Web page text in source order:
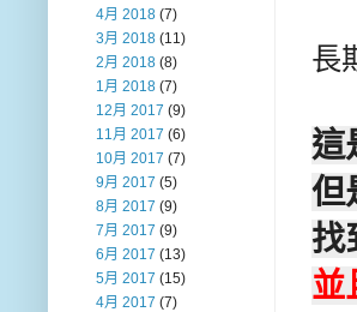
長
這
但
找
並
4月 2018 (7)
3月 2018 (11)
2月 2018 (8)
1月 2018 (7)
12月 2017 (9)
11月 2017 (6)
10月 2017 (7)
9月 2017 (5)
8月 2017 (9)
7月 2017 (9)
6月 2017 (13)
5月 2017 (15)
4月 2017 (7)